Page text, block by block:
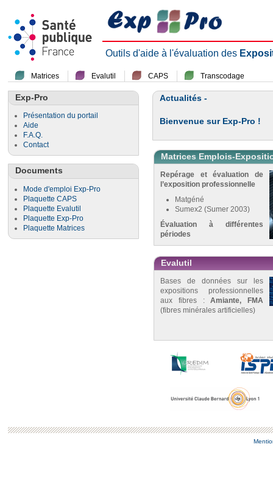
Outils d'aide à l'évaluation des
Matrices Evalutil CAPS Transcodage
Exp-Pro
Présentation du portail
Aide
F.A.Q.
Contact
Documents
Mode d'emploi Exp-Pro
Plaquette CAPS
Plaquette Evalutil
Plaquette Exp-Pro
Plaquette Matrices
Actualités -
Bienvenue sur Exp-Pro !
Matrices Emplois-
Repérage et évaluation de
l’exposition professionnelle
Matgéné
Sumex2 (Sumer 2003)
Évaluation à différentes
périodes
Evalutil
Bases de données sur les
expositions professionnelles
aux fibres :Amiante, FMA
(fibres minérales artificielles)